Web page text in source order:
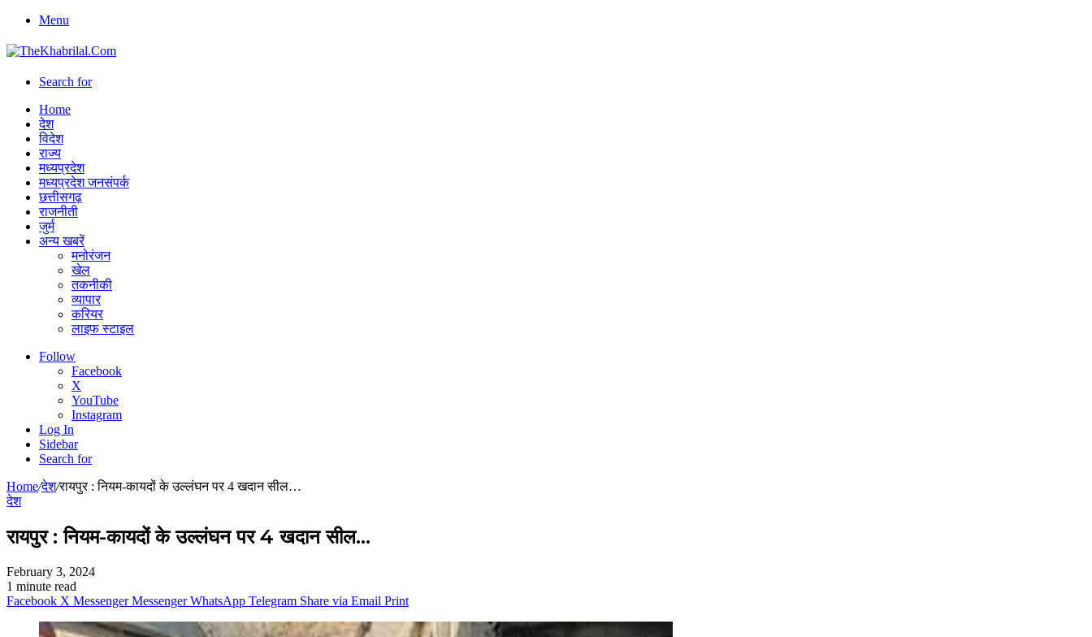
Menu
Search for
Home
देश
विदेश
राज्य
मध्यप्रदेश
मध्यप्रदेश जनसंपर्क
छत्तीसगढ़
राजनीती
जुर्म
अन्य खबरें
मनोरंजन
खेल
तकनीकी
व्यापार
करियर
लाइफ स्टाइल
Follow
Facebook
X
YouTube
Instagram
Log In
Sidebar
Search for
Home/देश/रायपुर : नियम-कायदों के उल्लंघन पर 4 खदान सील…
देश
रायपुर : नियम-कायदों के उल्लंघन पर 4 खदान सील…
February 3, 2024
1 minute read
Facebook X Messenger Messenger WhatsApp Telegram Share via Email Print